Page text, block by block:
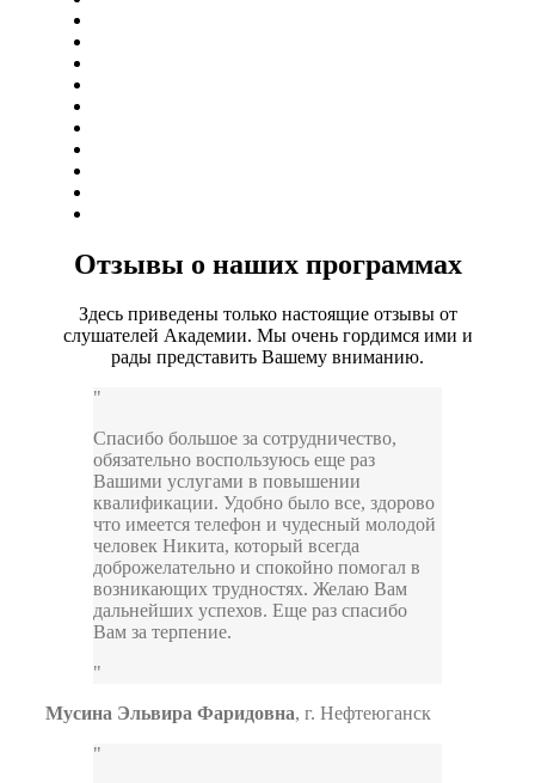
Отзывы о наших программах
Здесь приведены только настоящие отзывы от
слушателей Академии. Мы очень гордимся ими и
рады представить Вашему вниманию.
Спасибо большое за сотрудничество,
обязательно воспользуюсь еще раз
Вашими услугами в повышении
квалификации. Удобно было все, здорово
что имеется телефон и чудесный молодой
человек Никита, который всегда
доброжелательно и спокойно помогал в
возникающих трудностях. Желаю Вам
дальнейших успехов. Еще раз спасибо
Вам за терпение.
Мусина Эльвира Фаридовна, г. Нефтеюганск